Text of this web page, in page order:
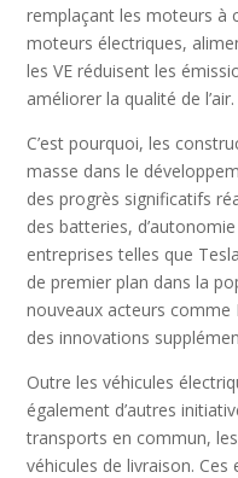
remplaçant les moteurs à
moteurs électriques,
les VE réduisent les
améliorer la qualité de
C’est pourquoi, les
masse dans le
des progrès significatifs
des batteries,
entreprises telles que
de premier plan dans la
nouveaux acteurs
des innovations
Outre les véhicules
également d’autres
transports en commun,
véhicules de livraison.